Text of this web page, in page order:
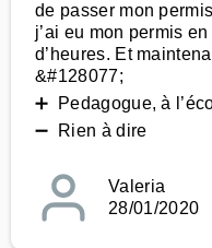
de passer mon
j’ai eu mon permis
d’heures. Et
&#128077;
➕ Pedagogue, à
➖ Rien à dire
Valeria
28/01/2020